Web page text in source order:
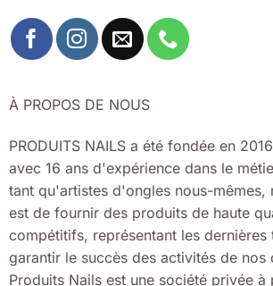
À PROPOS DE NOUS
PRODUITS NAILS a été fondée en
avec 16 ans d'expérience dans le
tant qu'artistes d'ongles nous-mêmes,
est de fournir des produits de haute
compétitifs, représentant les dernières
garantir le succès des activités de nos
Produits Nails est une société privée à